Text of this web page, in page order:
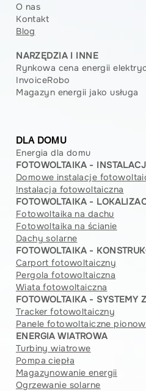
O nas
Kontakt
Blog
NARZĘDZIA I INNE
Rynkowa cena energii
InvoiceRobo
Magazyn energii jako usługa
DLA DOMU
Energia dla domu
FOTOWOLTAIKA -
Domowe instalacje
Instalacja fotowoltaiczna
FOTOWOLTAIKA -
Fotowoltaika na dachu
Fotowoltaika na ścianie
Dachy solarne
FOTOWOLTAIKA -
Carport fotowoltaiczny
Pergola fotowoltaiczna
Wiata fotowoltaiczna
FOTOWOLTAIKA - SYSTEMY
Tracker fotowoltaiczny
Panele fotowoltaiczne
ENERGIA WIATROWA
Turbiny wiatrowe
Pompa ciepła
Magazynowanie energii
Ogrzewanie solarne